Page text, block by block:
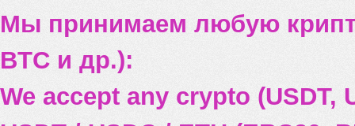
Мы принимаем любую
BTC и др.):
We accept any crypto (USDT,